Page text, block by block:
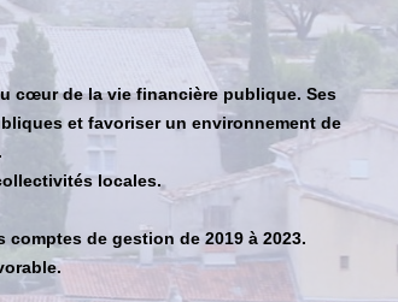
cœur de la vie financière publique. Ses
et favoriser un environnement de
locales.
de gestion de 2019 à 2023.